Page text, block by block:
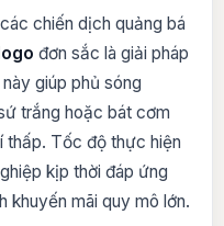
chiến dịch quảng bá
đơn sắc là giải pháp
giúp phủ sóng
trắng hoặc bát cơm
thấp. Tốc độ thực hiện
kịp thời đáp ứng
khuyến mãi quy mô lớn.